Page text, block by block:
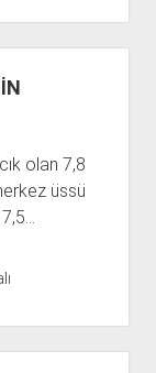
olan 7,8
üssü